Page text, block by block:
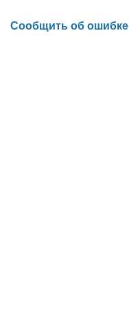
Сообщить об ошибке